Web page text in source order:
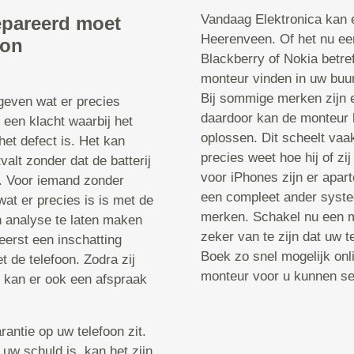
moet
wat er precies
klacht waarbij het
defect is. Het kan
zonder dat de batterij
iemand zonder
er precies is is met de
analyse te laten maken
een inschatting
de telefoon. Zodra zij
er ook een afspraak
op uw telefoon zit.
Vandaag Elektronica
Heerenveen. Of het nu
Blackberry of Nokia
monteur vinden in uw
Bij sommige merken zijn
daardoor kan de
oplossen. Dit scheelt
precies weet hoe hij of
voor iPhones zijn er
een compleet ander
merken. Schakel nu een
zeker van te zijn dat uw
Boek zo snel mogelijk
monteur voor u kunnen